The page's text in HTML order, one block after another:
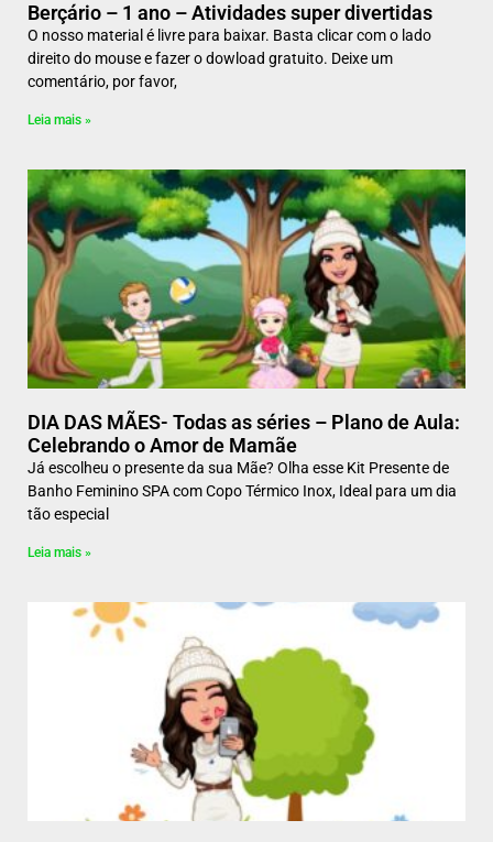
Berçário – 1 ano – Atividades super divertidas
O nosso material é livre para baixar. Basta clicar com o lado
direito do mouse e fazer o dowload gratuito. Deixe um
comentário, por favor,
Leia mais »
DIA DAS MÃES- Todas as séries – Plano de Aula:
Celebrando o Amor de Mamãe
Já escolheu o presente da sua Mãe? Olha esse Kit Presente de
Banho Feminino SPA com Copo Térmico Inox, Ideal para um dia
tão especial
Leia mais »